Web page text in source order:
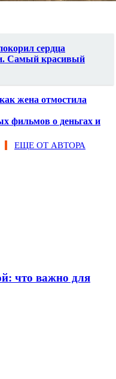
сердца
Самый красивый
жена отмостила
фильмов о деньгах и
ЕЩЕ ОТ АВТОРА
что важно для